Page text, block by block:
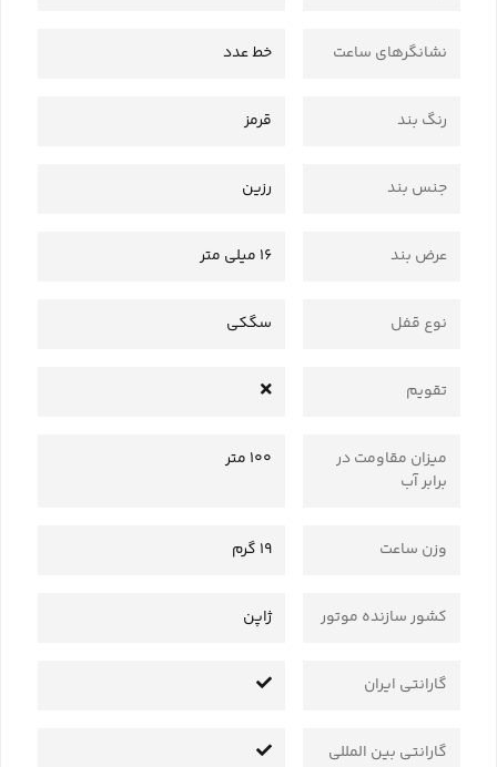
نشانگرهای ساعت خط عدد
رنگ بند قرمز
جنس بند رزین
عرض بند 16 میلی متر
نوع قفل سگکی
تقویم
میزان مقاومت در
برابر آب
100 متر
وزن ساعت 19 گرم
کشور سازنده موتور ژاپن
گارانتی ایران
گارانتی بین المللی